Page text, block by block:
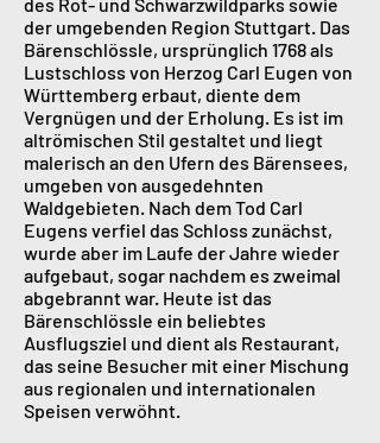
der umgebenden Region Stuttgart. Das
Bärenschlössle, ursprünglich 1768 als
Lustschloss von Herzog Carl Eugen von
Württemberg erbaut, diente dem
Vergnügen und der Erholung. Es ist im
altrömischen Stil gestaltet und liegt
malerisch an den Ufern des Bärensees,
umgeben von ausgedehnten
Waldgebieten. Nach dem Tod Carl
Eugens verfiel das Schloss zunächst,
wurde aber im Laufe der Jahre wieder
aufgebaut, sogar nachdem es zweimal
abgebrannt war. Heute ist das
Bärenschlössle ein beliebtes
Ausflugsziel und dient als Restaurant,
das seine Besucher mit einer Mischung
aus regionalen und internationalen
Speisen verwöhnt​​.